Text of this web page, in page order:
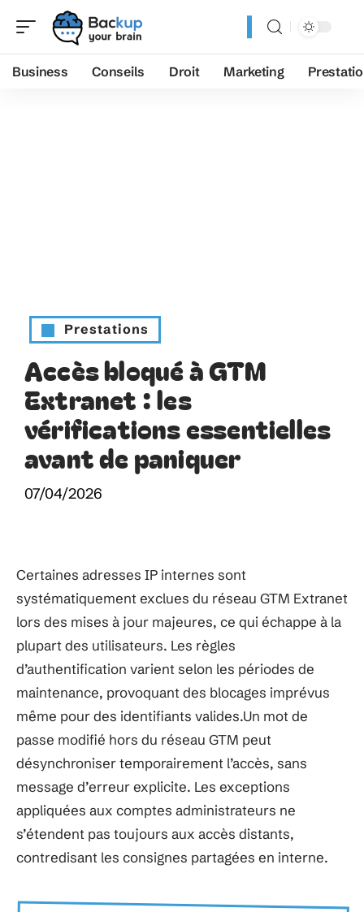
Business Conseils Droit Marketing
Prestations
Accès bloqué à GTM
Extranet : les
vérifications essentielles
avant de paniquer
07/04/2026
Certaines adresses IP internes sont
systématiquement exclues du réseau GTM Extranet
lors des mises à jour majeures, ce qui échappe à la
plupart des utilisateurs. Les règles
d’authentification varient selon les périodes de
maintenance, provoquant des blocages imprévus
même pour des identifiants valides.Un mot de
passe modifié hors du réseau GTM peut
désynchroniser temporairement l’accès, sans
message d’erreur explicite. Les exceptions
appliquées aux comptes administrateurs ne
s’étendent pas toujours aux accès distants,
contredisant les consignes partagées en interne.